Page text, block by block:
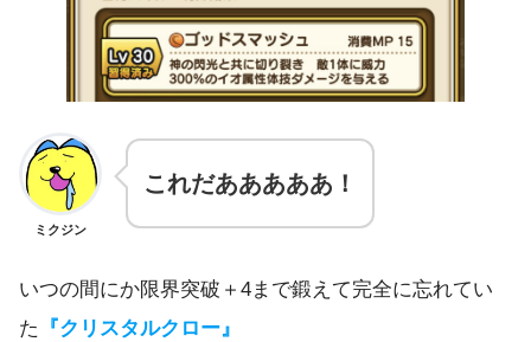
ミクジン
これだあああああ！
いつの間にか限界突破＋4まで鍛えて完全に忘れてい
た 『クリスタルクロー』